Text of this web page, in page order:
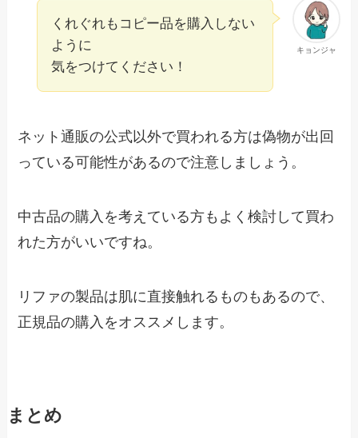
キョンジャ
くれぐれもコピー品を購入しない
ように
気をつけてください！
ネット通販の公式以外で買われる方は偽物が出回
っている可能性があるので注意しましょう。
中古品の購入を考えている方もよく検討して買わ
れた方がいいですね。
リファの製品は肌に直接触れるものもあるので、
正規品の購入をオススメします。
まとめ